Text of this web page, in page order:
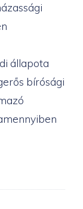
állapota
bírósági